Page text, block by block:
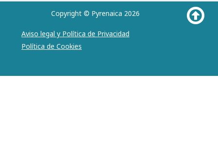
Copyright © Pyrenaica 2026
Aviso legal y Política de Privacidad
Política de Cookies